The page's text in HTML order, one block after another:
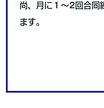
尚、月に１～2回合同
ます。